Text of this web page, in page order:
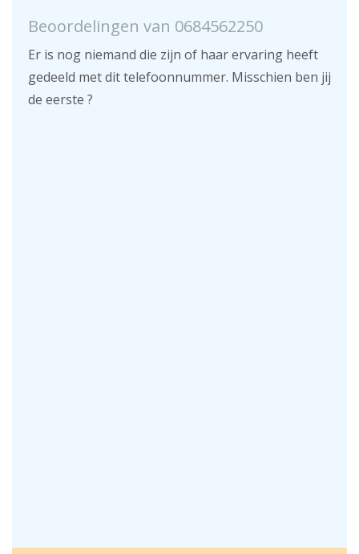
Beoordelingen van 0684562250
Er is nog niemand die zijn of haar ervaring heeft
gedeeld met dit telefoonnummer. Misschien ben jij
de eerste ?